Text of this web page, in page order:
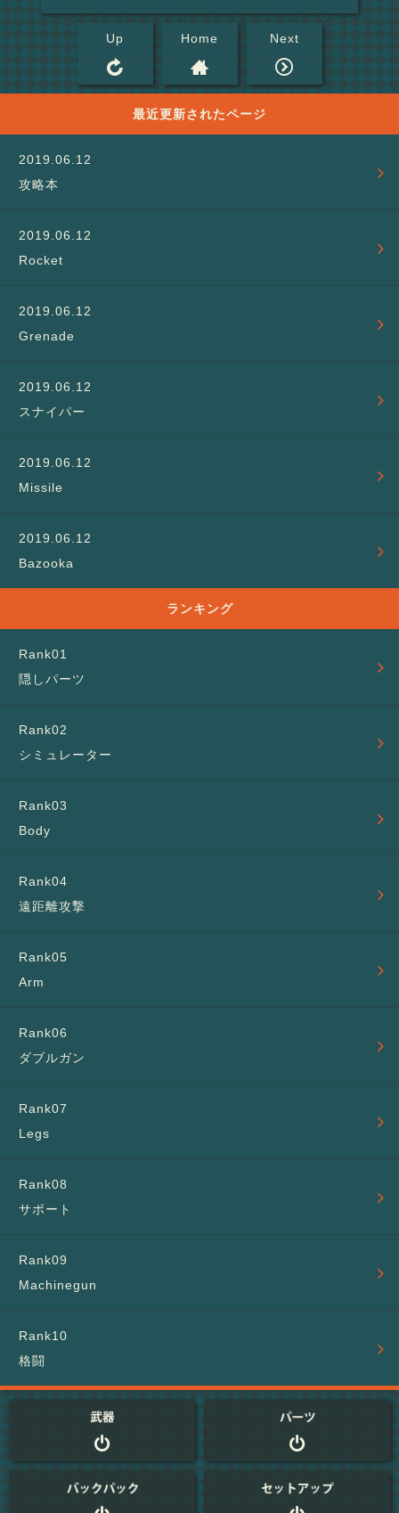
Up Home Next
最近更新されたページ
攻略本
Rocket
Grenade
スナイパー
Missile
Bazooka
ランキング
隠しパーツ
シミュレーター
Body
遠距離攻撃
Arm
ダブルガン
Legs
サポート
Machinegun
格闘